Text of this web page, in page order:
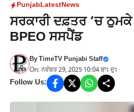
PunjabLatestNews
ਸਰਕਾਰੀ ਦਫ਼ਤਰ ‘ਚ
BPEO ਸਸਪੈਂਡ
ByTimeTV Punjabi Staff
On: ਨਵੰਬਰ 29, 2025 10:04 ਬਾਃ ਦੁਃ
Follow Us: